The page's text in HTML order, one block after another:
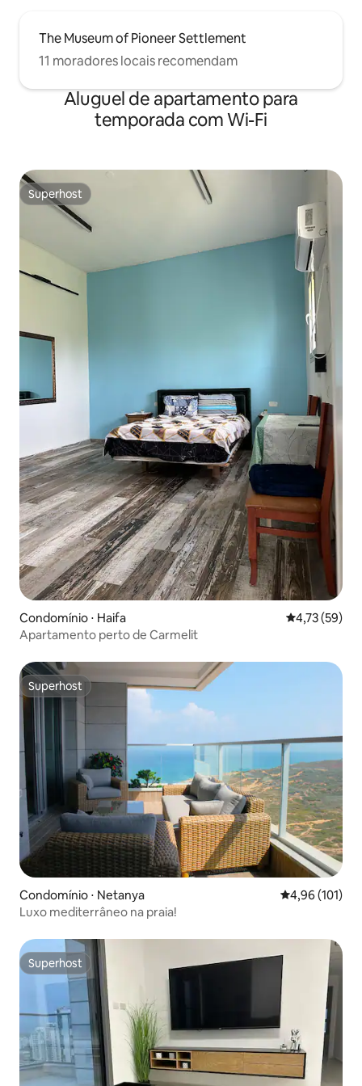
The Museum of Pioneer Settlement
11 moradores locais recomendam
Aluguel de apartamento para
temporada com Wi-Fi
Superhost
Superhost
Condomínio ⋅ Haifa 4,73 de uma
4,73 (59)
Apartamento perto de Carmelit
Superhost
Superhost
Condomínio ⋅ Netanya 4,96 de uma
4,96 (101)
Luxo mediterrâneo na praia!
Superhost
Superhost